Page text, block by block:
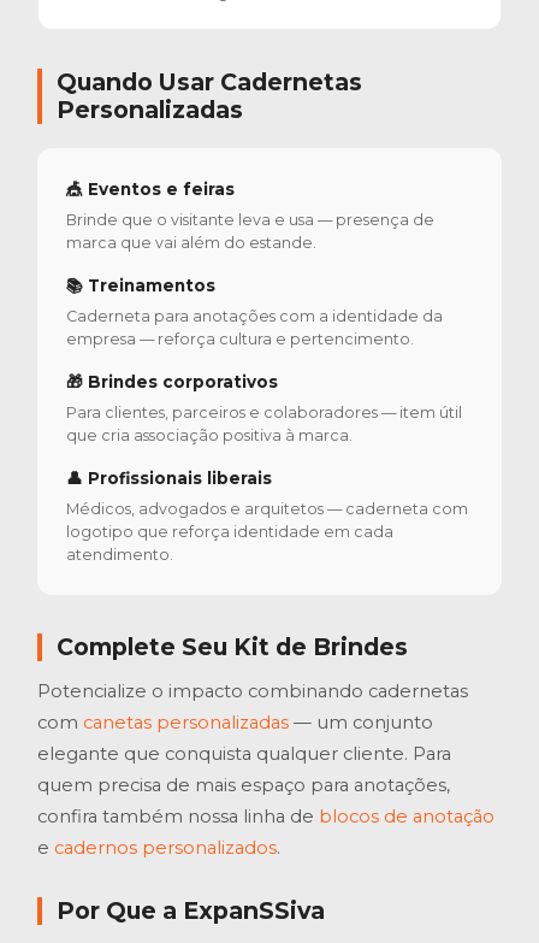
Quando Usar Cadernetas
Personalizadas
🎪 Eventos e feiras
Brinde que o visitante leva e usa — presença de
marca que vai além do estande.
📚 Treinamentos
Caderneta para anotações com a identidade da
empresa — reforça cultura e pertencimento.
🎁 Brindes corporativos
Para clientes, parceiros e colaboradores — item útil
que cria associação positiva à marca.
👤 Profissionais liberais
Médicos, advogados e arquitetos — caderneta com
logotipo que reforça identidade em cada
atendimento.
Complete Seu Kit de Brindes
Potencialize o impacto combinando cadernetas
com canetas personalizadas — um conjunto
elegante que conquista qualquer cliente. Para
quem precisa de mais espaço para anotações,
confira também nossa linha de blocos de anotação
e cadernos personalizados.
Por Que a ExpanSSiva